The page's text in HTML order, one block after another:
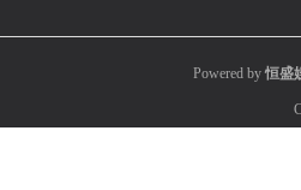
Powered by 恒盛